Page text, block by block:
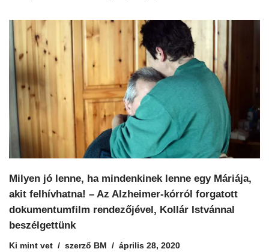
Milyen jó lenne, ha mindenkinek lenne egy Máriája,
akit felhívhatna! – Az Alzheimer-kórról forgatott
dokumentumfilm rendezőjével, Kollár Istvánnal
beszélgettünk
Ki mint vet szerző BM április 28, 2020